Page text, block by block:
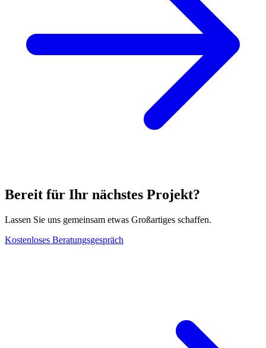
Bereit für Ihr nächstes Projekt?
Lassen Sie uns gemeinsam etwas Großartiges schaffen.
Kostenloses Beratungsgespräch